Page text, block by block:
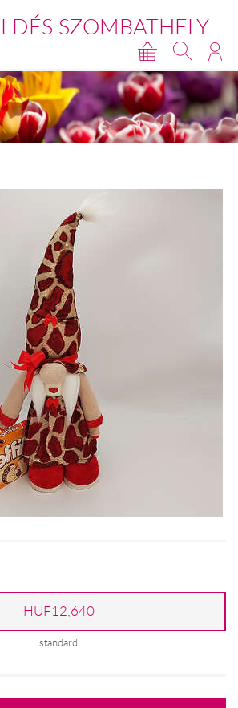
SZOMBATHELY
HUF12,640
standard